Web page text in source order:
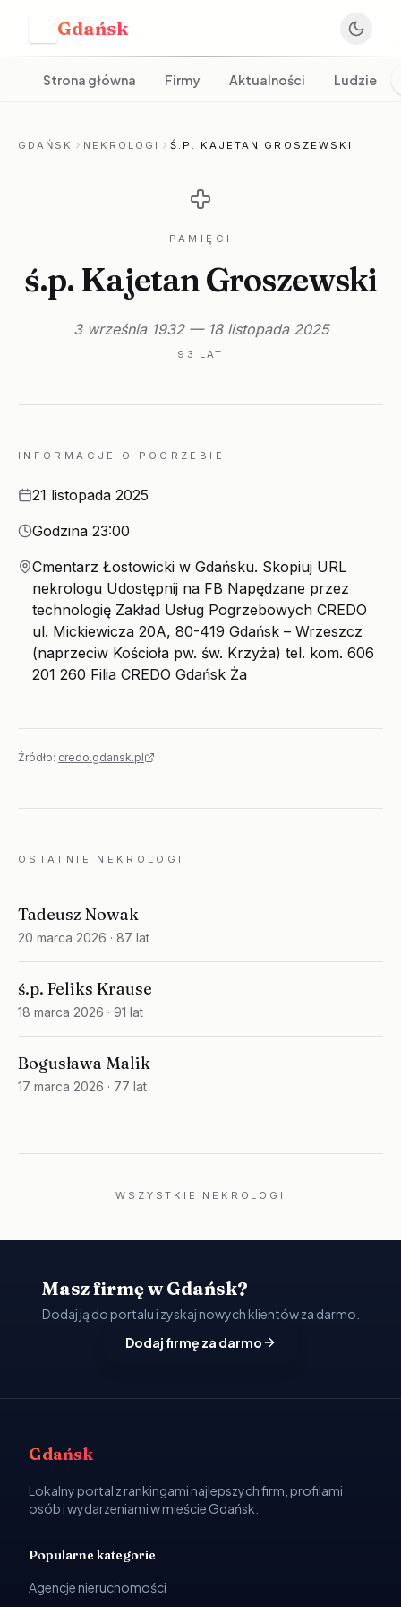
Gdańsk
Strona główna Firmy Aktualności Ludzie
GDAŃSK NEKROLOGI Ś.P. KAJETAN GROSZEWSKI
PAMIĘCI
ś.p. Kajetan Groszewski
3 września 1932 — 18 listopada 2025
93 LAT
INFORMACJE O POGRZEBIE
Data21 listopada 2025
Godzina
Godzina 23:00
Miejsce
Cmentarz Łostowicki w Gdańsku. Skopiuj URL
nekrologu Udostępnij na FB Napędzane przez
technologię Zakład Usług Pogrzebowych CREDO
ul. Mickiewicza 20A, 80-419 Gdańsk – Wrzeszcz
(naprzeciw Kościoła pw. św. Krzyża) tel. kom. 606
201 260 Filia CREDO Gdańsk Ża
Źródło: credo.gdansk.pl
OSTATNIE NEKROLOGI
Tadeusz Nowak
20 marca 2026 · 87 lat
ś.p. Feliks Krause
18 marca 2026 · 91 lat
Bogusława Malik
17 marca 2026 · 77 lat
WSZYSTKIE NEKROLOGI
Masz firmę w Gdańsk?
Dodaj ją do portalu i zyskaj nowych klientów za darmo.
Dodaj firmę za darmo
Gdańsk
Lokalny portal z rankingami najlepszych firm, profilami
osób i wydarzeniami w mieście Gdańsk.
Popularne kategorie
Agencje nieruchomości